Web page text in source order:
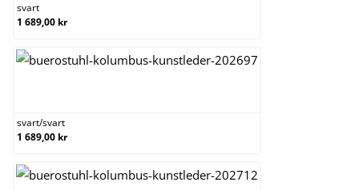
svart
1 689,00 kr
svart/svart
1 689,00 kr